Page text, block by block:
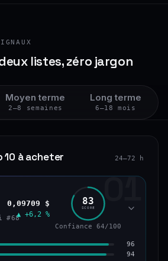
listes, zéro jargon
Moyen terme
2–8 semaines
Long terme
6–18 mois
10 à acheter 24–72 h
01
#68
0,09709 $
▲ +6,2 %
83
SCORE
Confiance 64/100
96
94